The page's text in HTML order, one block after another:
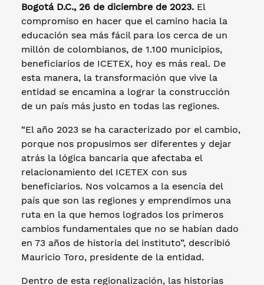
Bogotá D.C., 26 de diciembre de 2023. El
compromiso en hacer que el camino hacia la
educación sea más fácil para los cerca de un
millón de colombianos, de 1.100 municipios,
beneficiarios de ICETEX, hoy es más real. De
esta manera, la transformación que vive la
entidad se encamina a lograr la construcción
de un país más justo en todas las regiones.
“El año 2023 se ha caracterizado por el cambio,
porque nos propusimos ser diferentes y dejar
atrás la lógica bancaria que afectaba el
relacionamiento del ICETEX con sus
beneficiarios. Nos volcamos a la esencia del
país que son las regiones y emprendimos una
ruta en la que hemos logrados los primeros
cambios fundamentales que no se habían dado
en 73 años de historia del instituto”, describió
Mauricio Toro, presidente de la entidad.
Dentro de esta regionalización, las historias